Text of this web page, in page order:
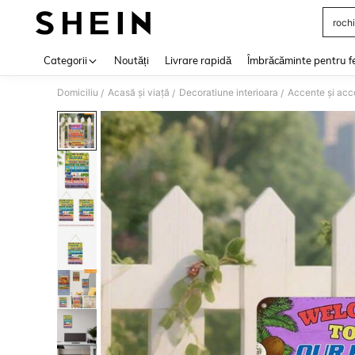
Categorii Noutăți Livrare rapidă Îmbrăcăminte pentru
Domiciliu / Acasă și viață / Decoratiune interioara / Accente și